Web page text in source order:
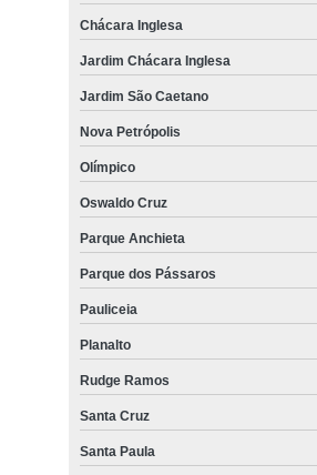
Chácara Inglesa
Jardim Chácara Inglesa
Jardim São Caetano
Nova Petrópolis
Olímpico
Oswaldo Cruz
Parque Anchieta
Parque dos Pássaros
Pauliceia
Planalto
Rudge Ramos
Santa Cruz
Santa Paula